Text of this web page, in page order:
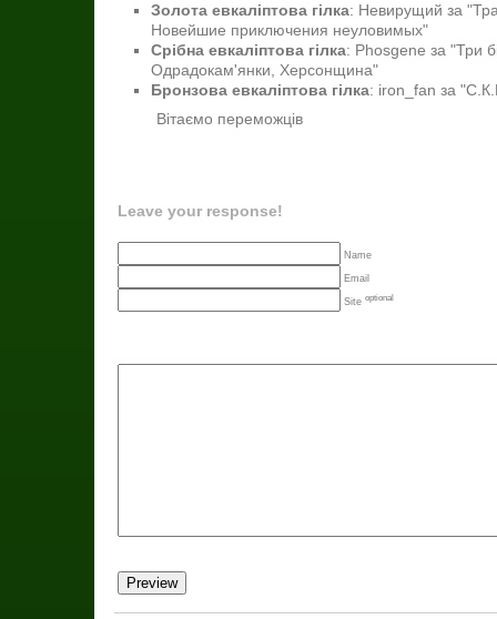
Золота евкаліптова гілка: Невирущий за
Новейшие приключения неуловимых"
Срібна евкаліптова гілка: Phosgene за "Три
Одрадокам'янки, Херсонщина"
Бронзова евкаліптова гілка: iron_fan за
Вітаємо переможців
Leave your response!
Name
Email
Site optional